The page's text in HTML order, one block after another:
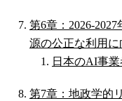
第6章：2026-
源の公正な利用に
日本のAI事
第7章：地政学的